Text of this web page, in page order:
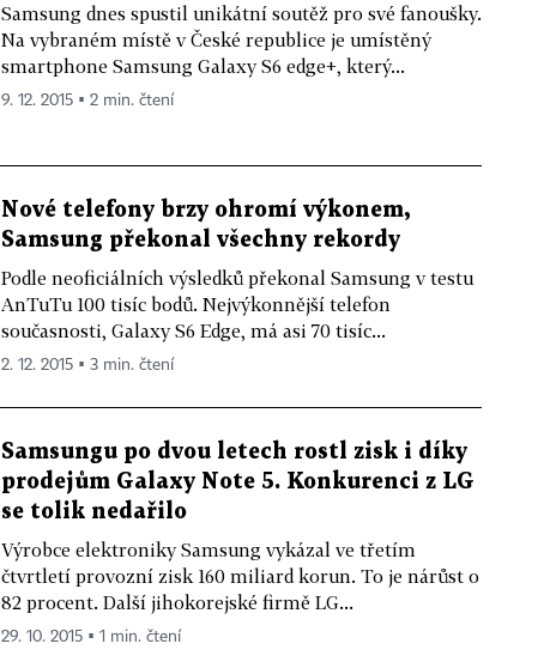
Samsung dnes spustil unikátní soutěž pro své fanoušky.
Na vybraném místě v České republice je umístěný
smartphone Samsung Galaxy S6 edge+, který...
9. 12. 2015 ▪ 2 min. čtení
Nové telefony brzy ohromí výkonem,
Samsung překonal všechny rekordy
Podle neoficiálních výsledků překonal Samsung v testu
AnTuTu 100 tisíc bodů. Nejvýkonnější telefon
současnosti, Galaxy S6 Edge, má asi 70 tisíc...
2. 12. 2015 ▪ 3 min. čtení
Samsungu po dvou letech rostl zisk i díky
prodejům Galaxy Note 5. Konkurenci z LG
se tolik nedařilo
Výrobce elektroniky Samsung vykázal ve třetím
čtvrtletí provozní zisk 160 miliard korun. To je nárůst o
82 procent. Další jihokorejské firmě LG...
29. 10. 2015 ▪ 1 min. čtení